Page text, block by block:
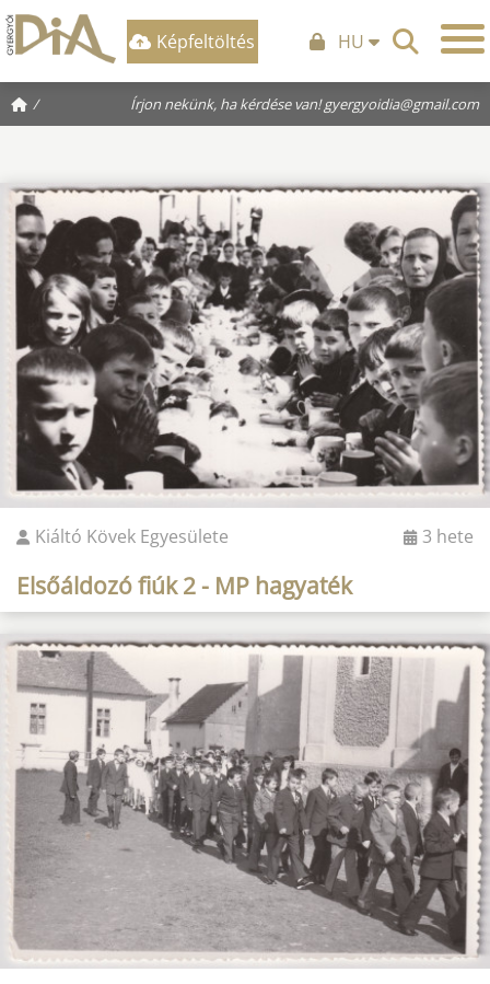
Képfeltöltés HU
/ Írjon nekünk, ha kérdése van!gyergyoidia@gmail.com
Kiáltó Kövek Egyesülete 3 hete
Elsőáldozó fiúk 2 - MP hagyaték